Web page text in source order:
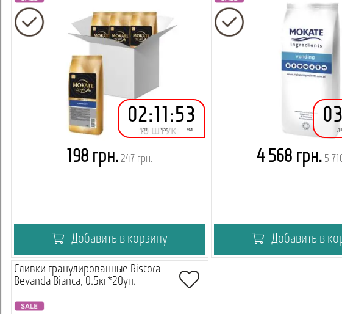
02
дн.
: 11
час.
:53
мин.
198 грн. 247 грн.
Добавить в корзину
03
4 568 грн. 5
Добавить в
Сливки гранулированные Ristora
Bevanda Bianca, 0.5кг*20уп.